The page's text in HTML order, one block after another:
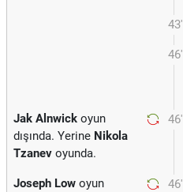
43'
46'
46'
Jak Alnwick oyun
dışında. Yerine Nikola
Tzanev oyunda.
46'
Joseph Low oyun